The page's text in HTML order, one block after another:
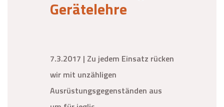
Gerätelehre
7.3.2017 | Zu jedem Einsatz rücken
wir mit unzähligen
Ausrüstungsgegenständen aus